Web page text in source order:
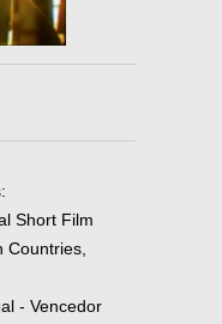
Short Film
- Vencedor